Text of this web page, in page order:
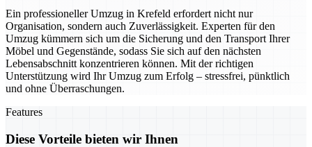
Ein professioneller Umzug in Krefeld erfordert nicht nur
Organisation, sondern auch Zuverlässigkeit. Experten für den
Umzug kümmern sich um die Sicherung und den Transport Ihrer
Möbel und Gegenstände, sodass Sie sich auf den nächsten
Lebensabschnitt konzentrieren können. Mit der richtigen
Unterstützung wird Ihr Umzug zum Erfolg – stressfrei, pünktlich
und ohne Überraschungen.
Features
Diese Vorteile bieten wir Ihnen